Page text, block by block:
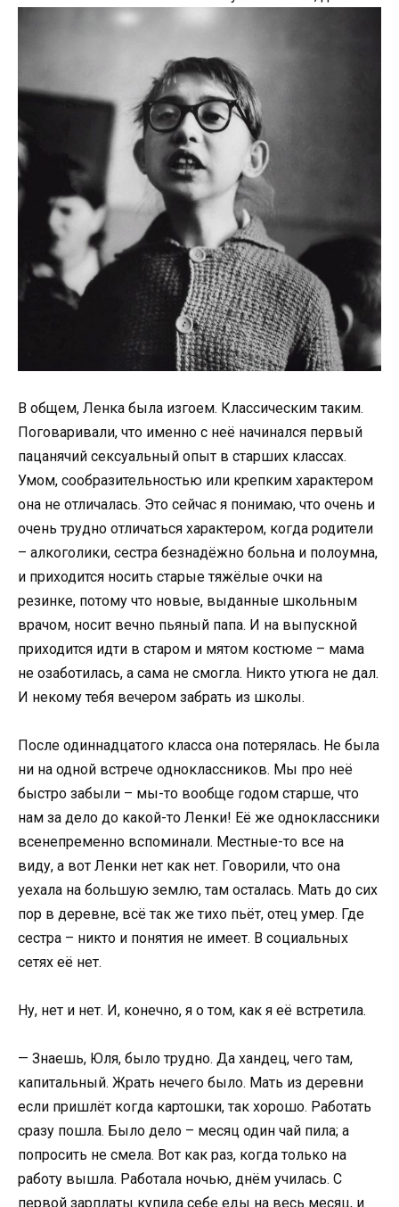
В общем, Ленка была изгоем. Классическим таким.
Поговаривали, что именно с неё начинался первый
пацанячий сексуальный опыт в старших классах.
Умом, сообразительностью или крепким характером
она не отличалась. Это сейчас я понимаю, что очень и
очень трудно отличаться характером, когда родители
– алкоголики, сестра безнадёжно больна и полоумна,
и приходится носить старые тяжёлые очки на
резинке, потому что новые, выданные школьным
врачом, носит вечно пьяный папа. И на выпускной
приходится идти в старом и мятом костюме – мама
не озаботилась, а сама не смогла. Никто утюга не дал.
И некому тебя вечером забрать из школы.
После одиннадцатого класса она потерялась. Не была
ни на одной встрече одноклассников. Мы про неё
быстро забыли – мы-то вообще годом старше, что
нам за дело до какой-то Ленки! Её же одноклассники
всенепременно вспоминали. Местные-то все на
виду, а вот Ленки нет как нет. Говорили, что она
уехала на большую землю, там осталась. Мать до сих
пор в деревне, всё так же тихо пьёт, отец умер. Где
сестра – никто и понятия не имеет. В социальных
сетях её нет.
Ну, нет и нет. И, конечно, я о том, как я её встретила.
— Знаешь, Юля, было трудно. Да хандец, чего там,
капитальный. Жрать нечего было. Мать из деревни
если пришлёт когда картошки, так хорошо. Работать
сразу пошла. Было дело – месяц один чай пила; а
попросить не смела. Вот как раз, когда только на
работу вышла. Работала ночью, днём училась. С
первой зарплаты купила себе еды на весь месяц, и